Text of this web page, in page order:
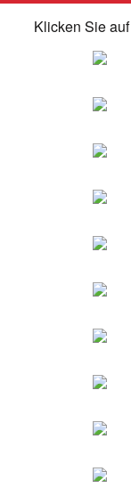
Klicken Sie